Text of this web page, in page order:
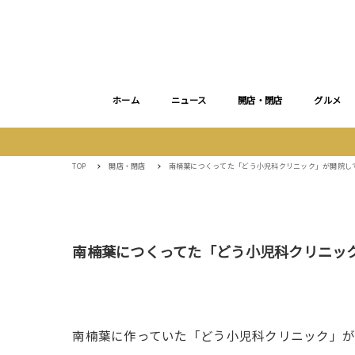
ホーム ニュース 開店・閉店 グルメ
TOP 開店・閉店 南楠葉につくってた「どう小児科クリニック」が開院し
南楠葉につくってた「どう小児科クリニッ
南楠葉に作っていた「どう小児科クリニック」